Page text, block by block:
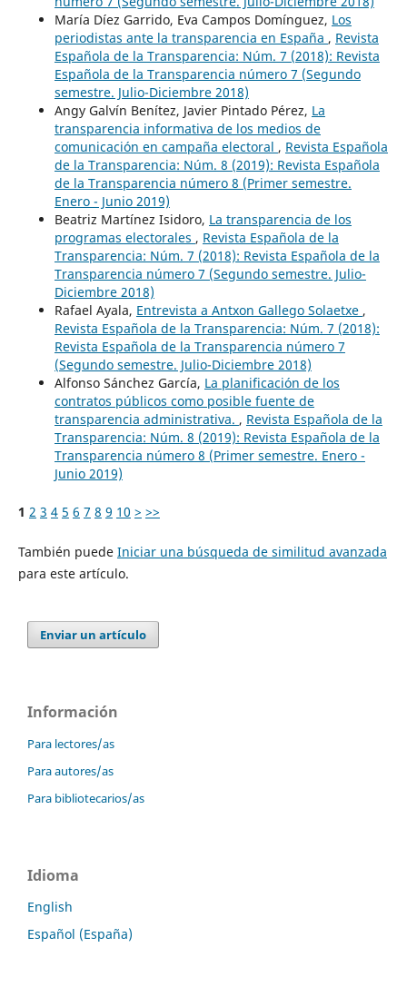
María Díez Garrido, Eva Campos Domínguez, Los
periodistas ante la transparencia en España , Revista
Española de la Transparencia: Núm. 7 (2018): Revista
Española de la Transparencia número 7 (Segundo
semestre. Julio-Diciembre 2018)
Angy Galvín Benítez, Javier Pintado Pérez, La
transparencia informativa de los medios de
comunicación en campaña electoral , Revista Española
de la Transparencia: Núm. 8 (2019): Revista Española
de la Transparencia número 8 (Primer semestre.
Enero - Junio 2019)
Beatriz Martínez Isidoro, La transparencia de los
programas electorales , Revista Española de la
Transparencia: Núm. 7 (2018): Revista Española de la
Transparencia número 7 (Segundo semestre. Julio-
Diciembre 2018)
Rafael Ayala, Entrevista a Antxon Gallego Solaetxe ,
Revista Española de la Transparencia: Núm. 7 (2018):
Revista Española de la Transparencia número 7
(Segundo semestre. Julio-Diciembre 2018)
Alfonso Sánchez García, La planificación de los
contratos públicos como posible fuente de
transparencia administrativa. , Revista Española de la
Transparencia: Núm. 8 (2019): Revista Española de la
Transparencia número 8 (Primer semestre. Enero -
Junio 2019)
1 2 3 4 5 6 7 8 9 10 > >>
También puede Iniciar una búsqueda de similitud avanzada
para este artículo.
Enviar un artículo
Información
Para lectores/as
Para autores/as
Para bibliotecarios/as
Idioma
English
Español (España)